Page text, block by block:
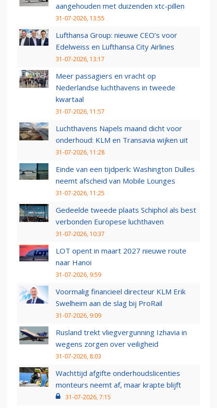
aangehouden met duizenden xtc-pillen
31-07-2026, 13:55
Lufthansa Group: nieuwe CEO’s voor
Edelweiss en Lufthansa City Airlines
31-07-2026, 13:17
Meer passagiers en vracht op
Nederlandse luchthavens in tweede
kwartaal
31-07-2026, 11:57
Luchthavens Napels maand dicht voor
onderhoud: KLM en Transavia wijken uit
31-07-2026, 11:28
Einde van een tijdperk: Washington Dulles
neemt afscheid van Mobile Lounges
31-07-2026, 11:25
Gedeelde tweede plaats Schiphol als best
verbonden Europese luchthaven
31-07-2026, 10:37
LOT opent in maart 2027 nieuwe route
naar Hanoi
31-07-2026, 9:59
Voormalig financieel directeur KLM Erik
Swelheim aan de slag bij ProRail
31-07-2026, 9:09
Rusland trekt vliegvergunning Izhavia in
wegens zorgen over veiligheid
31-07-2026, 8:03
Wachttijd afgifte onderhoudslicenties
monteurs neemt af, maar krapte blijft
31-07-2026, 7:15